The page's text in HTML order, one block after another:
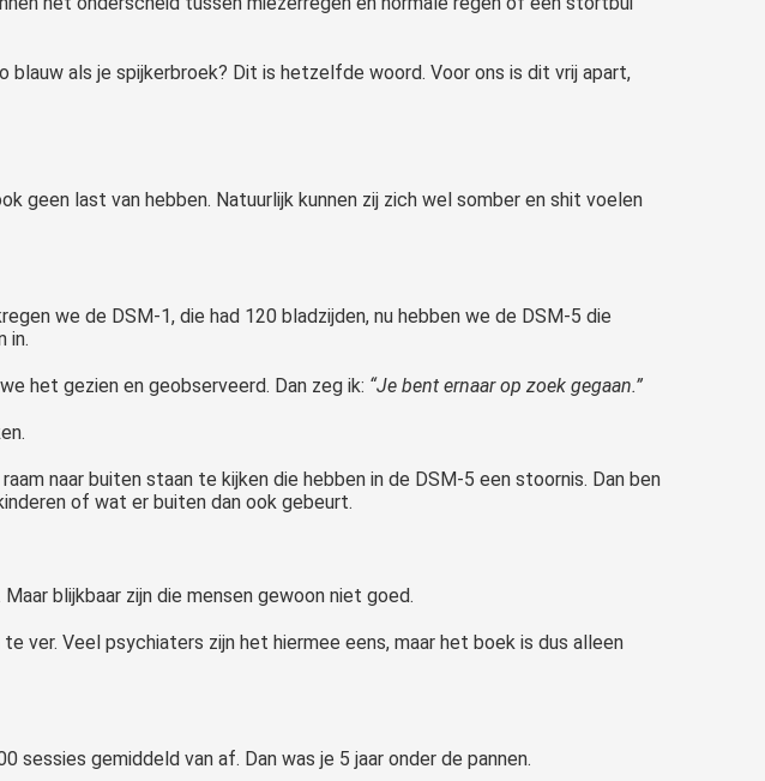
als je spijkerbroek? Dit is hetzelfde woord. Voor ons is dit vrij apart,
geen last van hebben. Natuurlijk kunnen zij zich wel somber en shit voelen
we de DSM-1, die had 120 bladzijden, nu hebben we de DSM-5 die
in.
het gezien en geobserveerd. Dan zeg ik: “Je bent ernaar op zoek gegaan.”
naar buiten staan te kijken die hebben in de DSM-5 een stoornis. Dan ben
of wat er buiten dan ook gebeurt.
blijkbaar zijn die mensen gewoon niet goed.
ver. Veel psychiaters zijn het hiermee eens, maar het boek is dus alleen
sessies gemiddeld van af. Dan was je 5 jaar onder de pannen.